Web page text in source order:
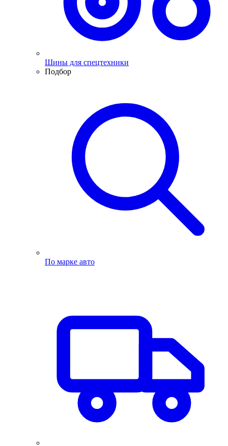
Шины для спецтехники
Подбор
По марке авто